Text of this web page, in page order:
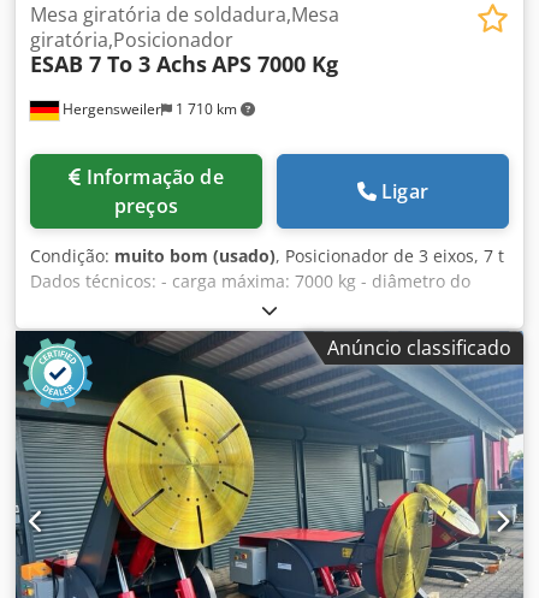
Hergensweiler 1 710 km
Mesa giratória de soldadura,Mesa
giratória,Posicionador
ESAB 7 To 3 AchsAPS 7000 Kg
preços
Ligar
Condição: muito bom (usado), Posicionador de 3 eixos, 7 t
Dados técnicos: - carga máxima: 7000 kg - diâmetro do
prato: 1100 mm Dodjxxw Rnspfx Actewa - velocidade: 0,03 -
1,0 rpm - altura mínima da mesa na posição horizontal:
aprox. 999 mm, máxima 2218 mm - altura mínima da mesa
na posição inclinada ao centro: aprox. 818 mm, máxima
1673 mm - prato giratório motorizado e inclinável -
movimento rotativo regulável de forma contínua
eletricamente - rotação direita/esquerda - transmissão de
corrente de soldagem: aprox. 1400 A - torque máximo:
9000 Nm - ângulo de inclinação: 135° - acionamento: 400 V
- potência de ligação: 3 x 400 V - controle manual para
direção de giro, inclinação/inclinação - dimensões aprox. C
2620 x L 1490 mm - peso aprox. 3500 kg
Anúncio classificado